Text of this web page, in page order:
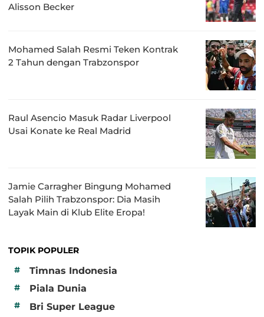
Alisson Becker
Mohamed Salah Resmi Teken Kontrak
2 Tahun dengan Trabzonspor
Raul Asencio Masuk Radar Liverpool
Usai Konate ke Real Madrid
Jamie Carragher Bingung Mohamed
Salah Pilih Trabzonspor: Dia Masih
Layak Main di Klub Elite Eropa!
TOPIK POPULER
#
Timnas Indonesia
# Piala Dunia
# Bri Super League